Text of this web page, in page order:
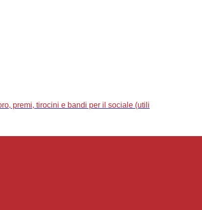
premi, tirocini e bandi per il sociale (utili